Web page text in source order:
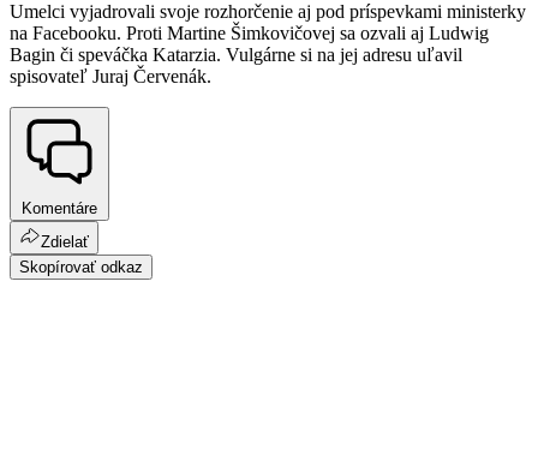
Umelci vyjadrovali svoje rozhorčenie aj pod príspevkami ministerky
na Facebooku. Proti Martine Šimkovičovej sa ozvali aj Ludwig
Bagin či speváčka Katarzia. Vulgárne si na jej adresu uľavil
spisovateľ Juraj Červenák.
Komentáre
Zdielať
Skopírovať odkaz